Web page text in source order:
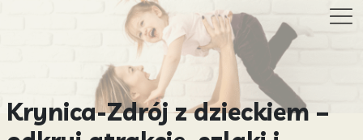
Krynica-Zdrój z dzieckiem –